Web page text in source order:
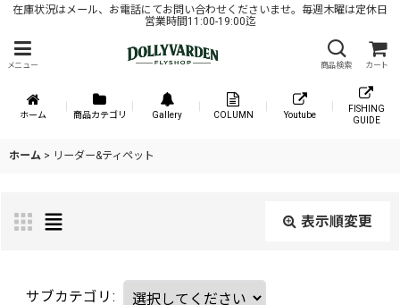
在庫状況はメール、お電話にてお問い合わせくださいませ。毎週木曜は定休日
営業時間11:00-19:00迄
メニュー 商品検索 カート
ホーム 商品カテゴリ Gallery COLUMN Youtube
FISHING
GUIDE
ホーム > リーダー&ティペット
表示順変更
サブカテゴリ :